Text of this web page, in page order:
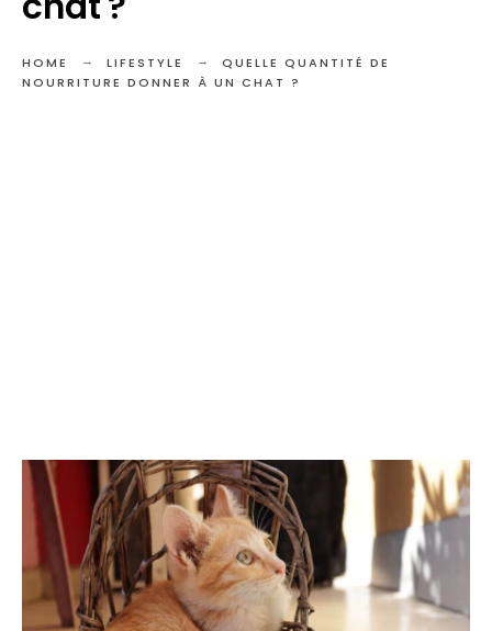
HOME LIFESTYLE
QUELLE QUANTITÉ DE
NOURRITURE DONNER À UN CHAT ?